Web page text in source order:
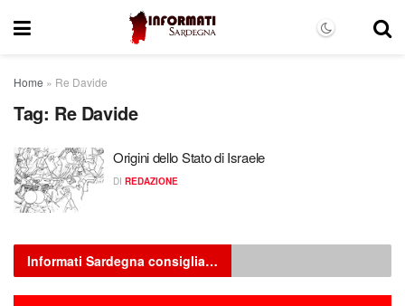
Home » Re Davide
Tag: Re Davide
Origini dello Stato di Israele
DI REDAZIONE
Informati Sardegna consiglia…